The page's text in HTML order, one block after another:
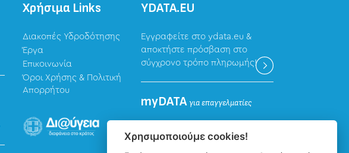
Χρήσιμα Links
Διακοπές Υδροδότησης
Έργα
Επικοινωνία
Όροι Χρήσης & Πολιτική
Απορρήτου
ΥDATA.EU
Εγγραφείτε στο ydata.eu &
αποκτήστε πρόσβαση στο
σύγχρονο τρόπο πληρωμής!
myDATAγια επαγγελματίες
Καταχώρηση δεδομένων
επαγγελματιών για την
Χρησιμοποιούμε cookies!